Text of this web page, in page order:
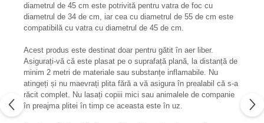
diametrul de 45 cm este potrivită pentru vatra de foc cu
diametrul de 34 de cm, iar cea cu diametrul de 55 de cm este
compatibilă cu vatra cu diametrul de 45 de cm.
Acest produs este destinat doar pentru gătit în aer liber.
Asigurați-vă că este plasat pe o suprafață plană, la distanță de
minim 2 metri de materiale sau substanțe inflamabile. Nu
atingeți și nu maevrați plita fără a vă asigura în prealabil că s-a
răcit complet. Nu lasați copiii mici sau animalele de companie
în preajma plitei în timp ce aceasta este în uz.